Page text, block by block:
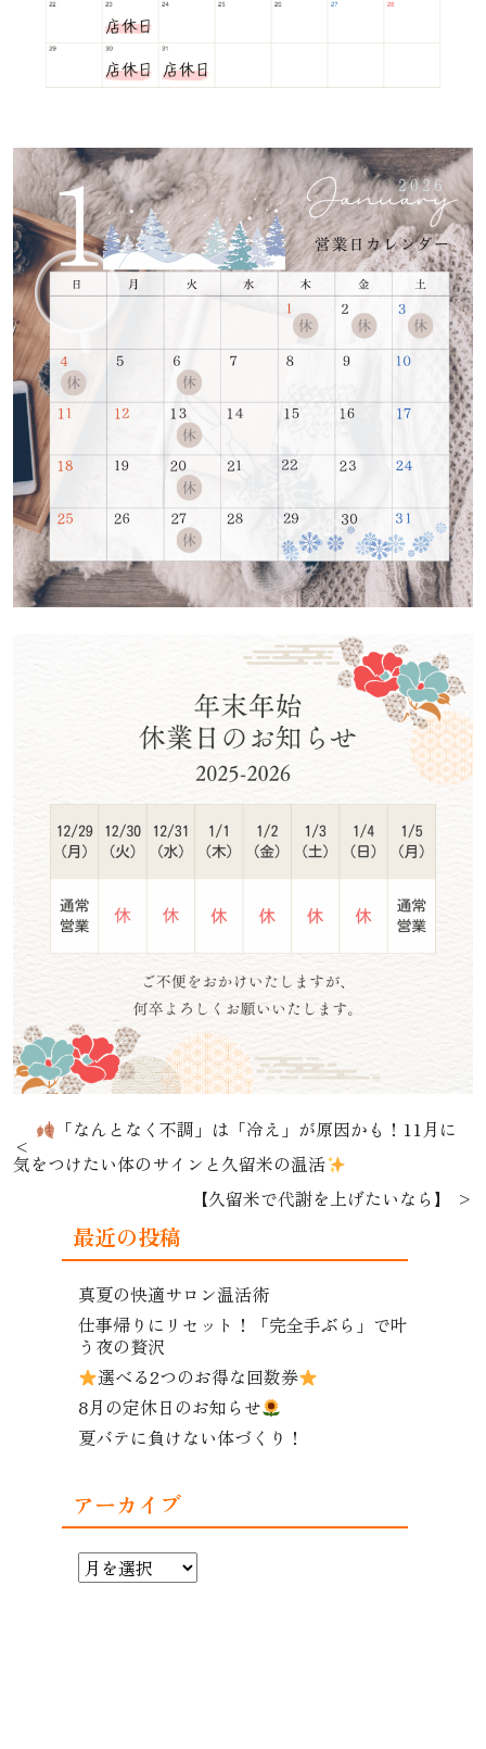
「なんとなく不調」は「冷え」が原因かも！11月に
気をつけたい体のサインと久留米の温活
【久留米で代謝を上げたいなら】
最近の投稿
真夏の快適サロン温活術
仕事帰りにリセット！「完全手ぶら」で叶
う夜の贅沢
選べる2つのお得な回数券
8月の定休日のお知らせ
夏バテに負けない体づくり！
アーカイブ
ア